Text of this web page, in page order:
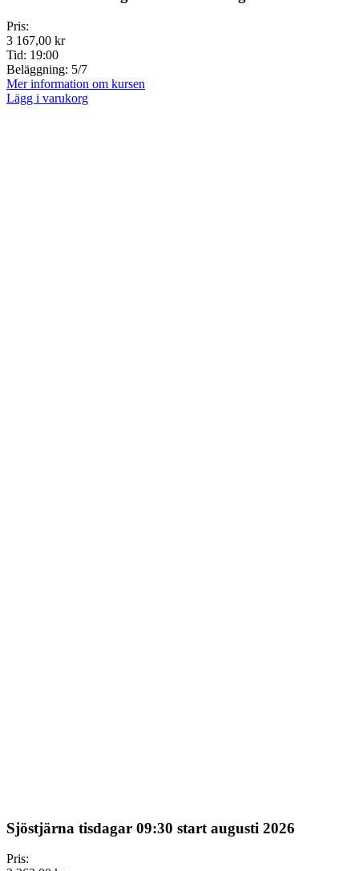
Pris:
3 167,00 kr
Tid: 19:00
Beläggning: 5/7
Mer information om kursen
Lägg i varukorg
Sjöstjärna tisdagar 09:30 start augusti 2026
Pris: